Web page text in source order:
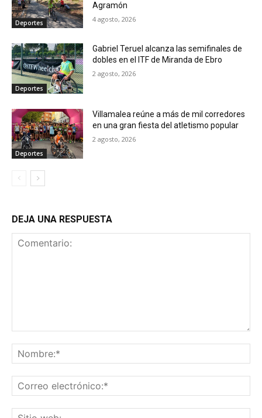
Deportes
Agramón
4 agosto, 2026
Deportes
Gabriel Teruel alcanza las semifinales de
dobles en el ITF de Miranda de Ebro
2 agosto, 2026
Deportes
Villamalea reúne a más de mil corredores
en una gran fiesta del atletismo popular
2 agosto, 2026
DEJA UNA RESPUESTA